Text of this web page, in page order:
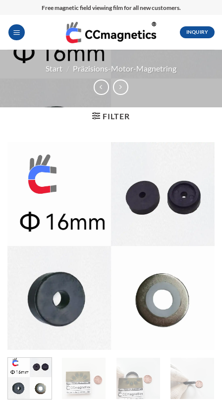
springen
Free magnetic field viewing film for all new customers.
INQUIRY
Start / Präzisions-Motor-Magnetring
FILTER